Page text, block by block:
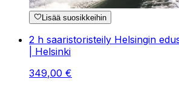
Lisää suosikkeihin
2 h saaristoristeily Helsingin
| Helsinki
349,00 €